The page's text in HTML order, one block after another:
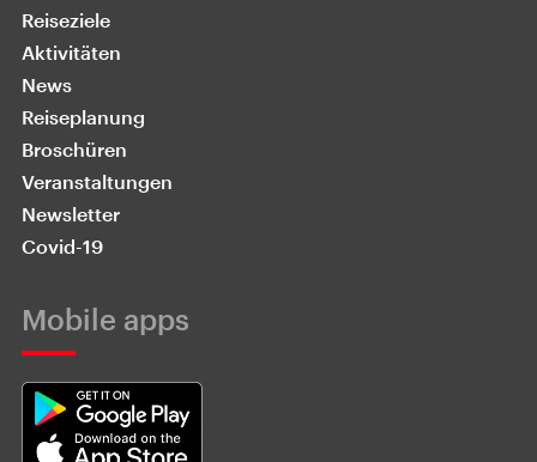
Reiseziele
Aktivitäten
News
Reiseplanung
Broschüren
Veranstaltungen
Newsletter
Covid-19
Mobile apps